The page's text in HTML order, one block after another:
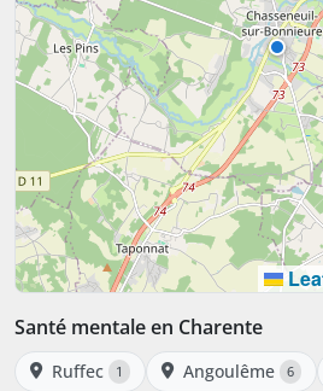
Santé mentale en Charente
Ruffec 1 Angoulême 6